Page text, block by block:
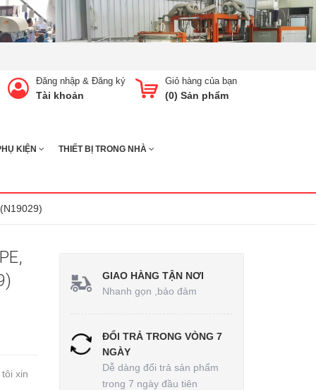
Giỏ hàng của bạn
(0) Sản phẩm
Đăng nhập & Đăng ký
Tài khoản
KIỆN THIẾT BỊ TRONG NHÀ
xin
GIAO HÀNG TẬN NƠI
Nhanh gọn ,bảo đảm
ĐỔI TRẢ TRONG VÒNG 7
NGÀY
Dễ dàng đổi trả sản phẩm
trong 7 ngày đầu tiên